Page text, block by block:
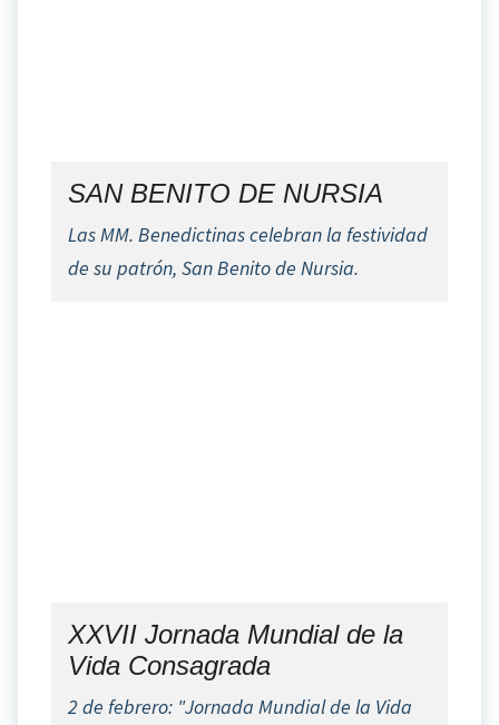
SAN BENITO DE NURSIA
Las MM. Benedictinas celebran la festividad
de su patrón, San Benito de Nursia.
XXVII Jornada Mundial de la
Vida Consagrada
2 de febrero: "Jornada Mundial de la Vida